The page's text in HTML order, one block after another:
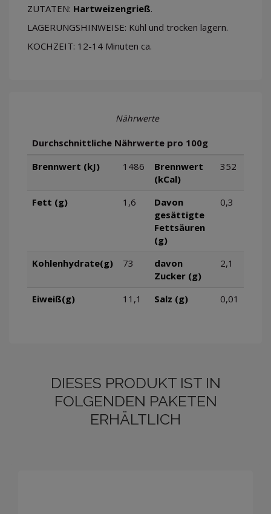
ZUTATEN: Hartweizengrieß.
LAGERUNGSHINWEISE: Kühl und trocken lagern.
KOCHZEIT: 12-14 Minuten ca.
Nährwerte
Durchschnittliche Nährwerte pro 100g
Brennwert (kJ)
1486
Brennwert
(kCal)
352
Fett (g) 1,6
Davon
gesättigte
Fettsäuren
(g)
0,3
Kohlenhydrate(g) 73
davon
Zucker (g)
2,1
Eiweiß(g) 11,1 Salz (g) 0,01
DIESES PRODUKT IST IN
FOLGENDEN PAKETEN
ERHÄLTLICH